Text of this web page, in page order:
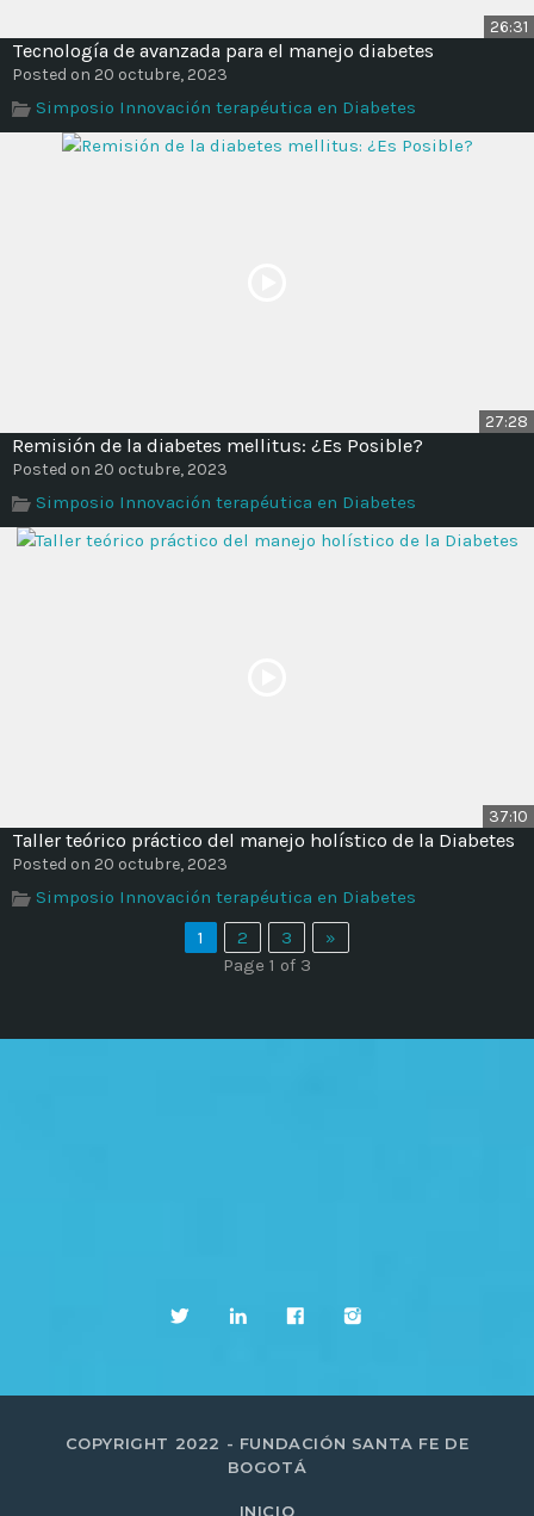
26:31
Tecnología de avanzada para el manejo diabetes
Posted on 20 octubre, 2023
Simposio Innovación terapéutica en Diabetes
27:28
Remisión de la diabetes mellitus: ¿Es Posible?
Posted on 20 octubre, 2023
Simposio Innovación terapéutica en Diabetes
37:10
Taller teórico práctico del manejo holístico de la Diabetes
Posted on 20 octubre, 2023
Simposio Innovación terapéutica en Diabetes
1
2 3
»
Page 1 of 3
COPYRIGHT 2022 - FUNDACIÓN SANTA FE DE
BOGOTÁ
INICIO